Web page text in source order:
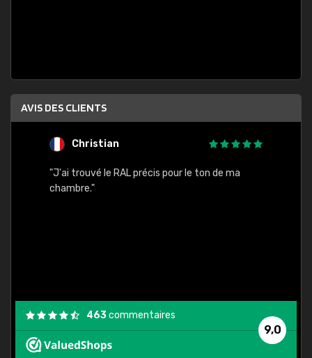
AVIS DES CLIENTS
Christian
"J'ai trouvé le RAL précis pour le ton de ma
chambre."
9,0
463commentaires